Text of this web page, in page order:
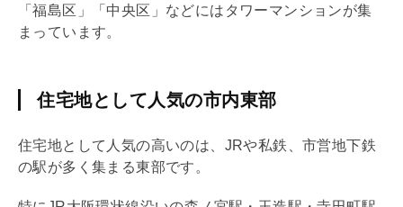
「福島区」「中央区」などにはタワーマンションが集
まっています。
住宅地として人気の市内東部
住宅地として人気の高いのは、JRや私鉄、市営地下鉄
の駅が多く集まる東部です。